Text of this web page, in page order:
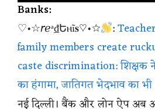
Banks:
♡•☆𝘳ℯᵃ₫Եⲏĩ𝐬♡•☆
:
family members create
caste discrimination: शिक्षक ने
का हंगामा, जातिगत भेदभाव का
नई दिल्ली। बैंक और लोन ऐप अब